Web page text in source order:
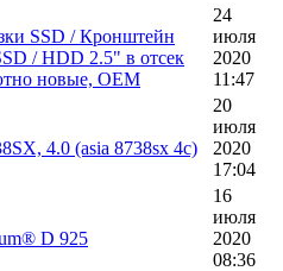
SSD / Кронштейн
/ HDD 2.5" в отсек
новые, OEM
24
июля
2020
11:47
4.0 (asia 8738sx 4c)
20
июля
2020
17:04
D 925
16
июля
2020
08:36